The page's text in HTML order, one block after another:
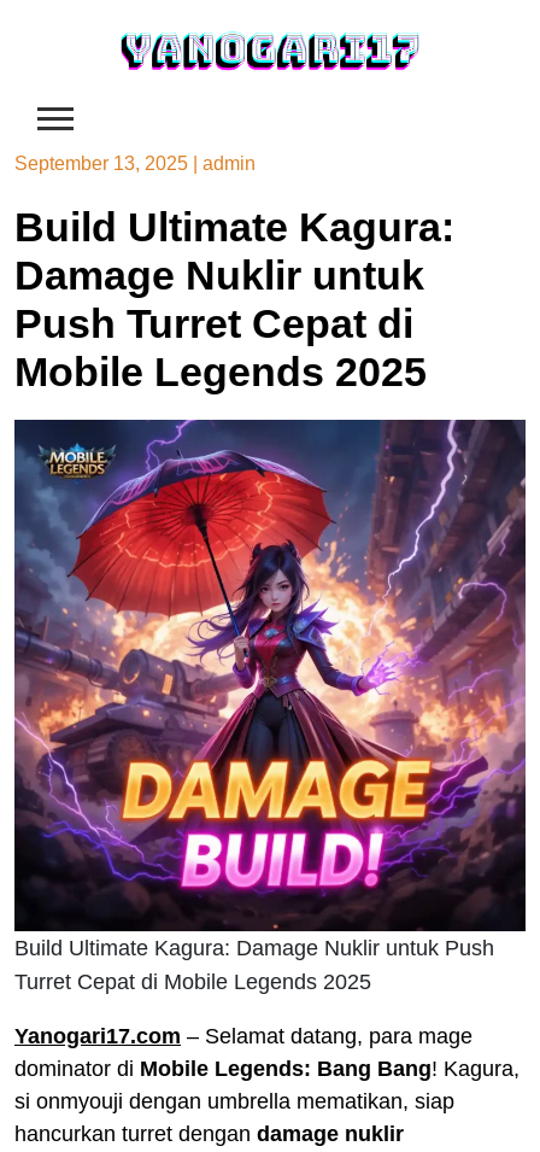
September 13, 2025 admin
Build Ultimate Kagura:
Damage Nuklir untuk
Push Turret Cepat di
Mobile Legends 2025
Build Ultimate Kagura: Damage Nuklir untuk Push
Turret Cepat di Mobile Legends 2025
Yanogari17.com – Selamat datang, para mage
dominator di Mobile Legends: Bang Bang! Kagura,
si onmyouji dengan umbrella mematikan, siap
hancurkan turret dengan damage nuklir